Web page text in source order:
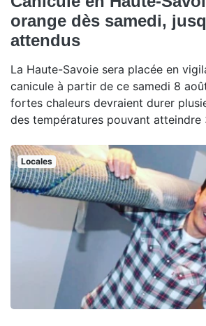
orange dès samedi,
attendus
La Haute-Savoie sera placée en
canicule à partir de ce samedi 8
fortes chaleurs devraient durer
des températures pouvant atteindre
Locales